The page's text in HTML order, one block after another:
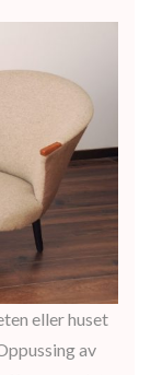
eller huset
av